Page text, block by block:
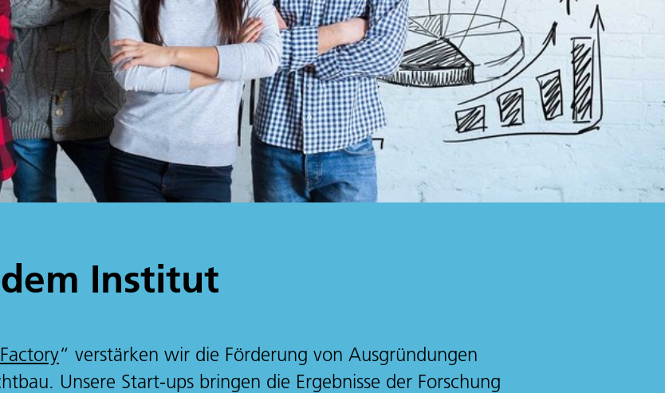
Institut
“ verstärken wir die Förderung von Ausgründungen
Unsere Start-ups bringen die Ergebnisse der Forschung